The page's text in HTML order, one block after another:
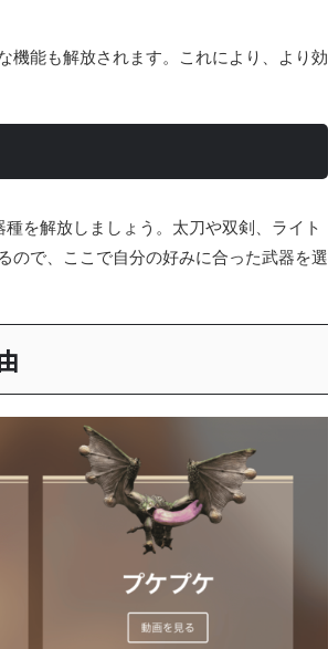
機能も解放されます。これにより、より効
を解放しましょう。太刀や双剣、ライト
ので、ここで自分の好みに合った武器を選